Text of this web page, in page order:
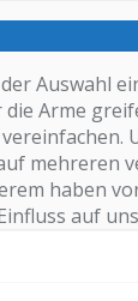
Auswahl
Arme
mehreren
haben
auf